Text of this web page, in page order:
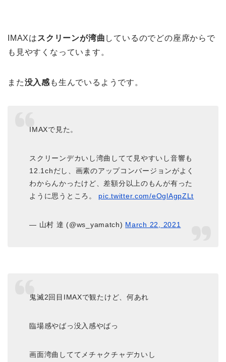
IMAXは スクリーンが湾曲 しているのでどの座席からで
も見やすくなっています。
また没入感 も生んでいるようです。
IMAXで見た。
スクリーンデカいし湾曲してて見やすいし音響も
12.1chだし、画素のアップコンバージョンがよく
わからんかったけど、差額分以上のもんが有った
ように思うところ。 pic.twitter.com/eOglAgpZLt
— 山村 達 (@ws_yamatch) March 22, 2021
鬼滅2回目IMAXで観たけど、何あれ
臨場感やばっ没入感やばっ
画面湾曲しててメチャクチャデカいし